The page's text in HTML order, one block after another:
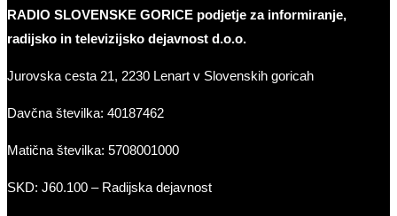
RADIO SLOVENSKE GORICE podjetje za informiranje,
radijsko in televizijsko dejavnost d.o.o.
Jurovska cesta 21, 2230 Lenart v Slovenskih goricah
Davčna številka: 40187462
Matična številka: 5708001000
SKD: J60.100 – Radijska dejavnost